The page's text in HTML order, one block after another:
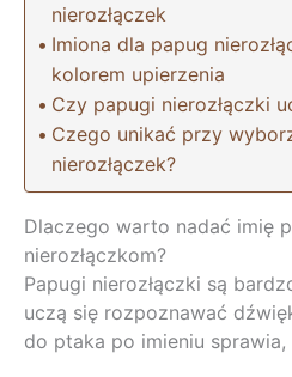
nierozłączek
Imiona dla papug
kolorem upierzenia
Czy papugi nierozłączki
Czego unikać przy
nierozłączek?
Dlaczego warto nadać imię
nierozłączkom?
Papugi nierozłączki są
uczą się rozpoznawać
do ptaka po imieniu sprawia,